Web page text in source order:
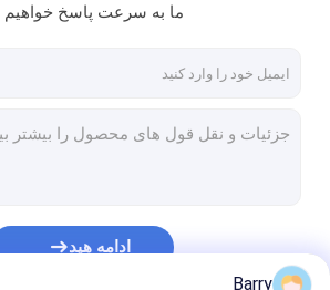
ما به سرعت پاسخ خواهیم
ادامه هید
Barry